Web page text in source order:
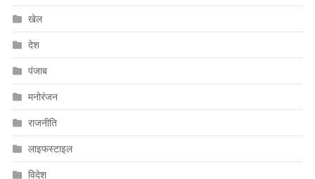
खेल
देश
पंजाब
मनोरंजन
राजनीति
लाइफस्टाइल
विदेश